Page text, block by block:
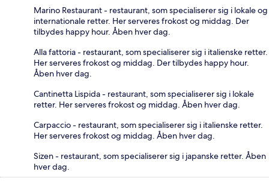
Marino Restaurant - restaurant, som specialiserer sig i lokale og
internationale retter. Her serveres frokost og middag. Der
tilbydes happy hour. Åben hver dag.
Alla fattoria - restaurant, som specialiserer sig i italienske retter.
Her serveres frokost og middag. Der tilbydes happy hour.
Åben hver dag.
Cantinetta Lispida - restaurant, som specialiserer sig i lokale
retter. Her serveres frokost og middag. Åben hver dag.
Carpaccio - restaurant, som specialiserer sig i italienske retter.
Her serveres frokost og middag. Åben hver dag.
Sizen - restaurant, som specialiserer sig i japanske retter. Åben
hver dag.